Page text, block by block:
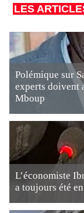
LES
Polémique sur
experts doivent
Mboup
L’économiste
a toujours été